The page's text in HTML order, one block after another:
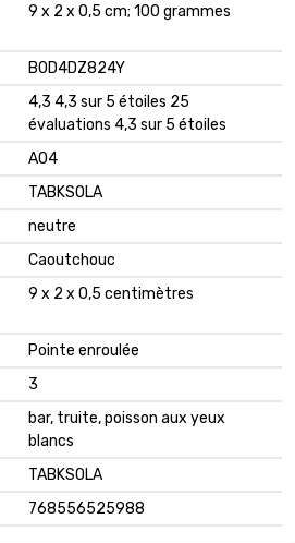
‎9 x 2 x 0,5 cm; 100 grammes
‎B0D4DZ824Y
4,3 4,3 sur 5 étoiles 25
évaluations 4,3 sur 5 étoiles
A04
TABKSOLA
neutre
Caoutchouc
9 x 2 x 0,5 centimètres
Pointe enroulée
3
bar, truite, poisson aux yeux
blancs
TABKSOLA
768556525988